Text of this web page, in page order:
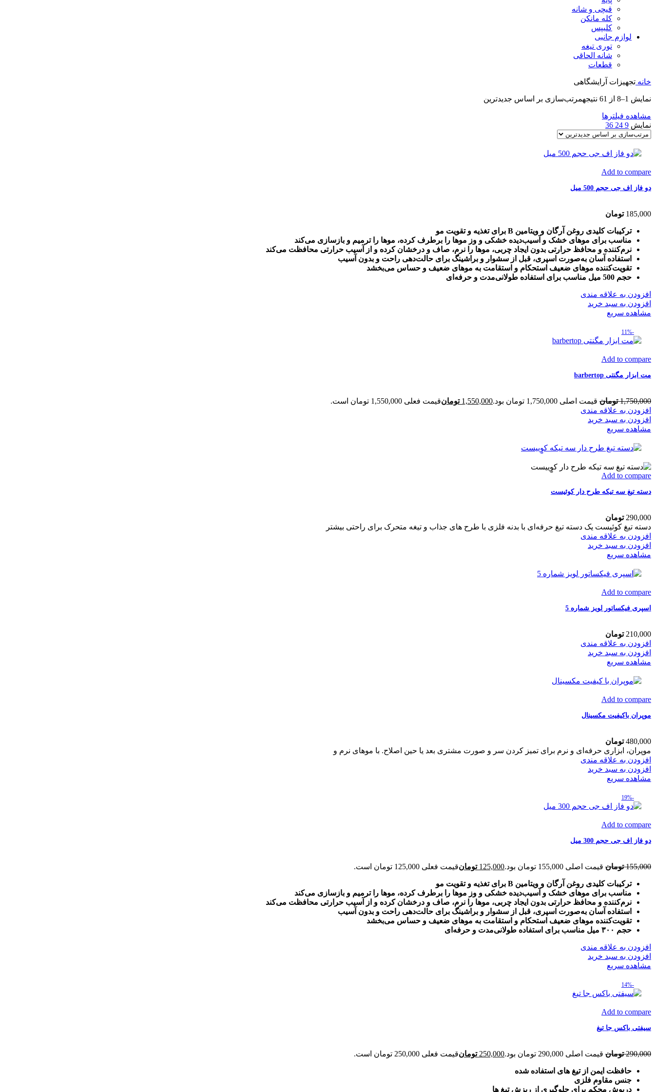
قیچی و شانه
کله مانکن
کلیپس
لوازم جانبی
توری تیغه
شانه الحاقی
قطعات
خانه تجهیزات آرایشگاهی
نمایش 1–8 از 61 نتیجه مرتب‌سازی بر اساس جدیدترین
مشاهده فیلترها
نمایش 9
24
36
Add to compare
دو فاز اف جی حجم 500 میل
185,000 تومان
ترکیبات کلیدی روغن آرگان و ویتامین B برای تغذیه و تقویت مو
مناسب برای موهای خشک و آسیب‌دیده خشکی و وز موها را برطرف کرده، موها را ترمیم و بازسازی می‌کند
نرم‌کننده و محافظ حرارتی بدون ایجاد چربی، موها را نرم، صاف و درخشان کرده و از آسیب حرارتی محافظت می‌کند
استفاده آسان به‌صورت اسپری، قبل از سشوار و براشینگ برای حالت‌دهی راحت و بدون آسیب
تقویت‌کننده موهای ضعیف استحکام و استقامت به موهای ضعیف و حساس می‌بخشد
حجم 500 میل مناسب برای استفاده طولانی‌مدت و حرفه‌ای
افزودن به علاقه مندی
افزودن به سبد خرید
مشاهده سریع
-11%
Add to compare
مت ابزار مگنتی barbertop
1,750,000 تومان قیمت اصلی 1,750,000 تومان بود. 1,550,000 تومانقیمت فعلی 1,550,000 تومان است.
افزودن به علاقه مندی
افزودن به سبد خرید
مشاهده سریع
Add to compare
دسته تیغ سه تیکه طرح دار کوئیست
290,000 تومان
دسته تیغ کوئیست یک دسته تیغ حرفه‌ای با بدنه فلزی با طرح های جذاب و تیغه متحرک برای راحتی بیشتر
افزودن به علاقه مندی
افزودن به سبد خرید
مشاهده سریع
Add to compare
اسپری فیکساتور لویز شماره 5
210,000 تومان
افزودن به علاقه مندی
افزودن به سبد خرید
مشاهده سریع
Add to compare
موپران باکیفیت مکسینال
480,000 تومان
موپران، ابزاری حرفه‌ای و نرم برای تمیز کردن سر و صورت مشتری بعد یا حین اصلاح. با موهای نرم و
افزودن به علاقه مندی
افزودن به سبد خرید
مشاهده سریع
-19%
Add to compare
دو فاز اف جی حجم 300 میل
155,000 تومان قیمت اصلی 155,000 تومان بود. 125,000 تومانقیمت فعلی 125,000 تومان است.
ترکیبات کلیدی روغن آرگان و ویتامین B برای تغذیه و تقویت مو
مناسب برای موهای خشک و آسیب‌دیده خشکی و وز موها را برطرف کرده، موها را ترمیم و بازسازی می‌کند
نرم‌کننده و محافظ حرارتی بدون ایجاد چربی، موها را نرم، صاف و درخشان کرده و از آسیب حرارتی محافظت می‌کند
استفاده آسان به‌صورت اسپری، قبل از سشوار و براشینگ برای حالت‌دهی راحت و بدون آسیب
تقویت‌کننده موهای ضعیف استحکام و استقامت به موهای ضعیف و حساس می‌بخشد
حجم ۳۰۰ میل مناسب برای استفاده طولانی‌مدت و حرفه‌ای
افزودن به علاقه مندی
افزودن به سبد خرید
مشاهده سریع
-14%
Add to compare
سیفتی باکس جا تیغ
290,000 تومان قیمت اصلی 290,000 تومان بود. 250,000 تومانقیمت فعلی 250,000 تومان است.
حافظت ایمن از تیغ های استفاده شده
جنس مقاوم فلزی
درپوش محکم برای جلوگیری از ریزش تیغ ها